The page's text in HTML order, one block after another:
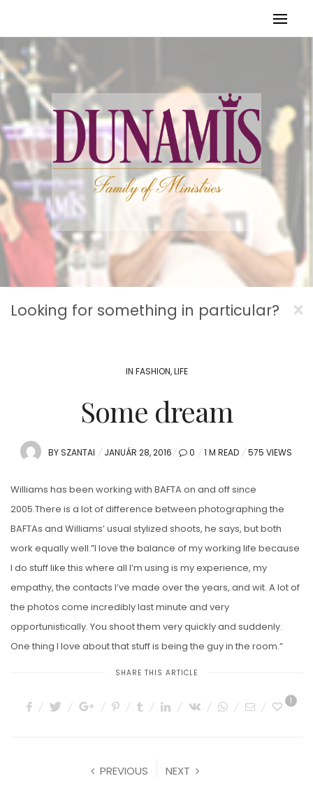
IN FASHION,LIFE
Some dream
BYSZANTAI
POSTED
JANUÁR 28, 2016 0 1 M READ 575 VIEWS
Williams has been working with BAFTA on and off since
2005.There is a lot of difference between photographing the
BAFTAs and Williams’ usual stylized shoots, he says, but both
work equally well.”I love the balance of my working life because
I do stuff like this where all I’m using is my experience, my
empathy, the contacts I’ve made over the years, and wit. A lot of
the photos come incredibly last minute and very
opportunistically. You shoot them very quickly and suddenly.
One thing I love about that stuff is being the guy in the room.”
SHARE THIS ARTICLE
1
PREVIOUS NEXT